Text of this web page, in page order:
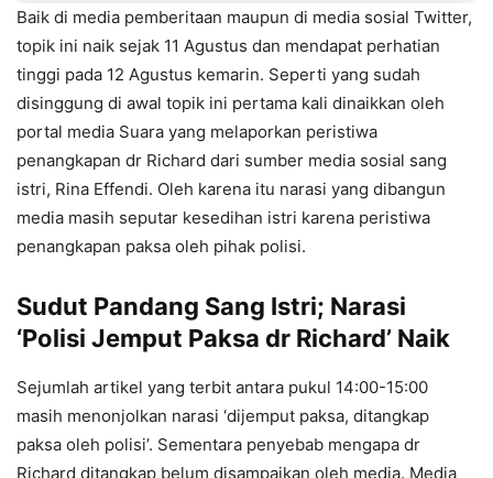
Baik di media pemberitaan maupun di media sosial Twitter,
topik ini naik sejak 11 Agustus dan mendapat perhatian
tinggi pada 12 Agustus kemarin. Seperti yang sudah
disinggung di awal topik ini pertama kali dinaikkan oleh
portal media Suara yang melaporkan peristiwa
penangkapan dr Richard dari sumber media sosial sang
istri, Rina Effendi. Oleh karena itu narasi yang dibangun
media masih seputar kesedihan istri karena peristiwa
penangkapan paksa oleh pihak polisi.
Sudut Pandang Sang Istri; Narasi
‘Polisi Jemput Paksa dr Richard’ Naik
Sejumlah artikel yang terbit antara pukul 14:00-15:00
masih menonjolkan narasi ‘dijemput paksa, ditangkap
paksa oleh polisi’. Sementara penyebab mengapa dr
Richard ditangkap belum disampaikan oleh media. Media